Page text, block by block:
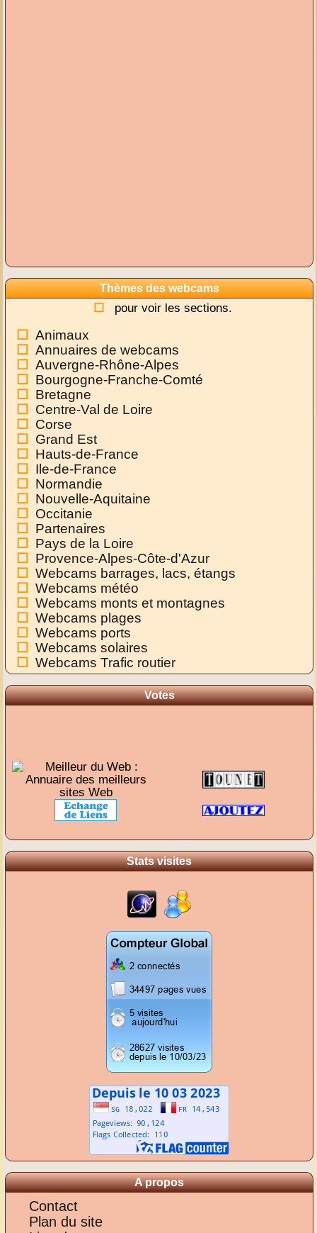
Thèmes des webcams
pour voir les sections.
Animaux
Annuaires de webcams
Auvergne-Rhône-Alpes
Bourgogne-Franche-Comté
Bretagne
Centre-Val de Loire
Corse
Grand Est
Hauts-de-France
Ile-de-France
Normandie
Nouvelle-Aquitaine
Occitanie
Partenaires
Pays de la Loire
Provence-Alpes-Côte-d'Azur
Webcams barrages, lacs, étangs
Webcams météo
Webcams monts et montagnes
Webcams plages
Webcams ports
Webcams solaires
Webcams Trafic routier
Votes
Stats visites
A propos
Contact
Plan du site